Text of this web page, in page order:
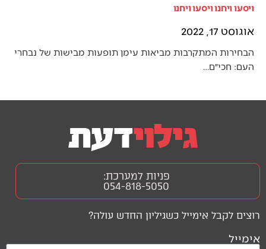
ויסעו ויחנו ויסעו ויחנו
אוגוסט 17, 2022
הבחירות המתקרבות מביאות עימן תופעות מבישות של נבחרי
העם: חכי״ם…
רוצים לקבל אימייל כשגיליון החדש עולה?
אימייל
פניות למערכת:
054-818-5050